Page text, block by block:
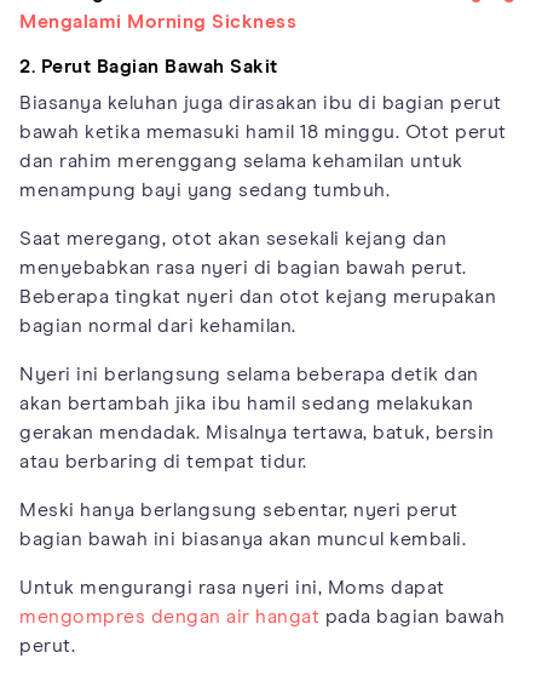
Mengalami Morning Sickness
2. Perut Bagian Bawah Sakit
Biasanya keluhan juga dirasakan ibu di bagian perut
bawah ketika memasuki hamil 18 minggu. Otot perut
dan rahim merenggang selama kehamilan untuk
menampung bayi yang sedang tumbuh.
Saat meregang, otot akan sesekali kejang dan
menyebabkan rasa nyeri di bagian bawah perut.
Beberapa tingkat nyeri dan otot kejang merupakan
bagian normal dari kehamilan.
Nyeri ini berlangsung selama beberapa detik dan
akan bertambah jika ibu hamil sedang melakukan
gerakan mendadak. Misalnya tertawa, batuk, bersin
atau berbaring di tempat tidur.
Meski hanya berlangsung sebentar, nyeri perut
bagian bawah ini biasanya akan muncul kembali.
Untuk mengurangi rasa nyeri ini, Moms dapat
mengompres dengan air hangat pada bagian bawah
perut.